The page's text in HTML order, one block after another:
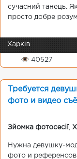
сучасний танець.
просто добре
Харків
👁 40527
Требуется
фото и видео
Зйомка фотосесії
Нужна девушку-
фото и